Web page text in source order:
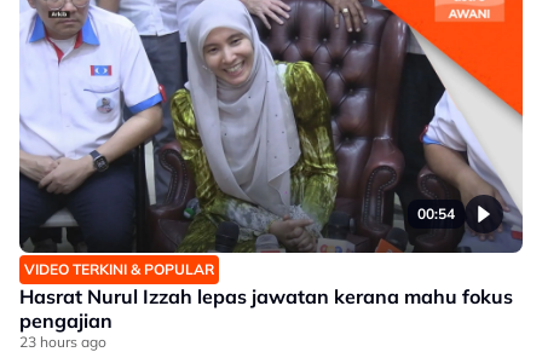
00:54
VIDEO TERKINI & POPULAR
Hasrat Nurul Izzah lepas jawatan kerana mahu fokus
pengajian
23 hours ago